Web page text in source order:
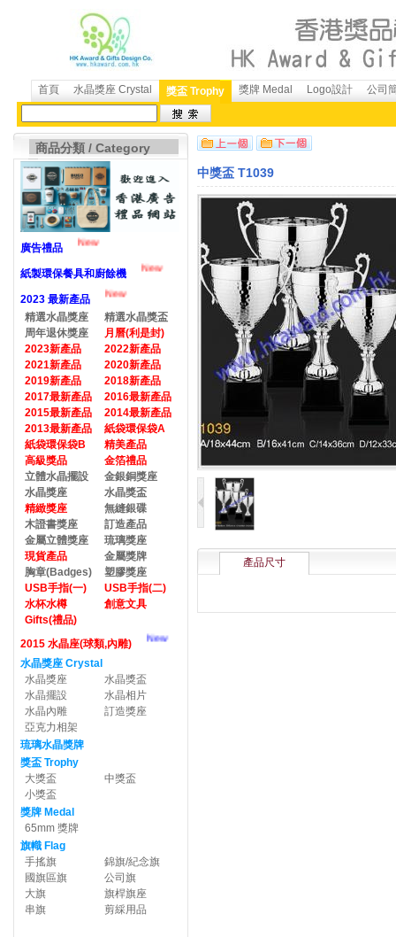
首頁 水晶獎座 Crystal 獎盃 Trophy 獎牌 Medal Logo設計 公司
商品分類 / Category
廣告禮品 New
紙製環保餐具和廚餘機 New
2023 最新產品
New
精選水晶獎座
精選水晶獎盃
周年退休獎座
月曆(利是封)
2023新產品
2022新產品
2021新產品
2020新產品
2019新產品
2018新產品
2017最新產品
2016最新產品
2015最新產品
2014最新產品
2013最新產品
紙袋環保袋A
紙袋環保袋B
精美產品
高級獎品
金箔禮品
立體水晶擺設
金銀銅獎座
水晶獎座
水晶獎盃
精緻獎座
無縫銀碟
木證書獎座
訂造產品
金屬立體獎座
琉璃獎座
現貨產品
金屬獎牌
胸章(Badges)
塑膠獎座
USB手指(一)
USB手指(二)
水杯水樽
創意文具
Gifts(禮品)
2015 水晶座(球類,內雕)
New
水晶獎座 Crystal
水晶獎座
水晶獎盃
水晶擺設
水晶相片
水晶內雕
訂造獎座
亞克力相架
琉璃水晶獎牌
獎盃 Trophy
大獎盃
中獎盃
小獎盃
獎牌 Medal
65mm 獎牌
旗幟 Flag
手搖旗
錦旗/紀念旗
國旗區旗
公司旗
大旗
旗桿旗座
串旗
剪綵用品
中獎盃 T1039
產品尺寸